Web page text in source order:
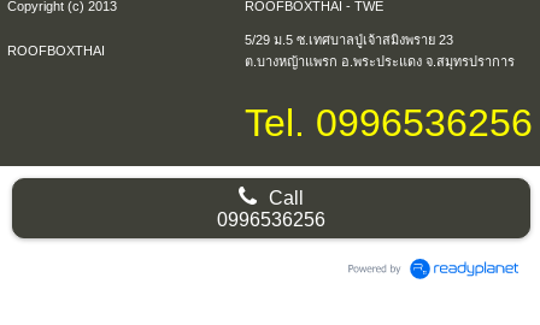
Copyright (c) 2013 ROOFBOXTHAI - TWE
ROOFBOXTHAI
5/29 ม.5 ซ.เทศบาลปู่เจ้าสมิงพราย 23
ต.บางหญ้าแพรก อ.พระประแดง จ.สมุทรปราการ
Tel. 0996536256
Call
0996536256